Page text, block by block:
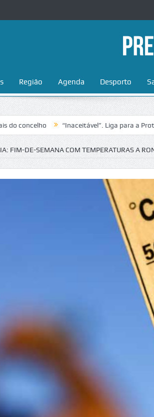
Região Agenda Desporto
“Inaceitável”. Liga para a Proteção da
FIM-DE-SEMANA COM TEMPERATURAS A